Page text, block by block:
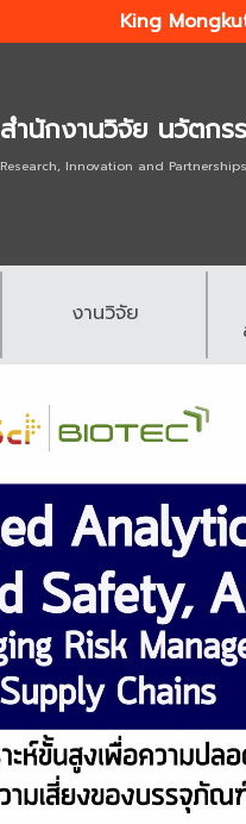
King
สำนักงานวิจัย นวัตกร
Research, Innovation and
งานวิจัย